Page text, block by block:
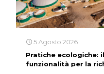
5 Agosto 2026
Pratiche ecologiche:
funzionalità per la